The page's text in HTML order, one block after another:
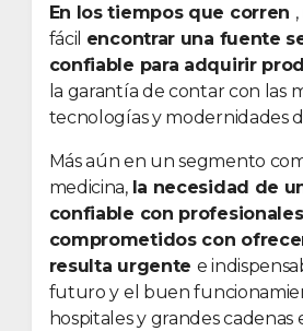
En los tiempos que corren
fácil encontrar una fuente
confiable para adquirir
la garantía de contar con las
tecnologías y modernidades
Más aún en un segmento
medicina, la necesidad de
confiable con profesionales
comprometidos con
resulta urgente e
futuro y el buen
hospitales y grandes cadenas